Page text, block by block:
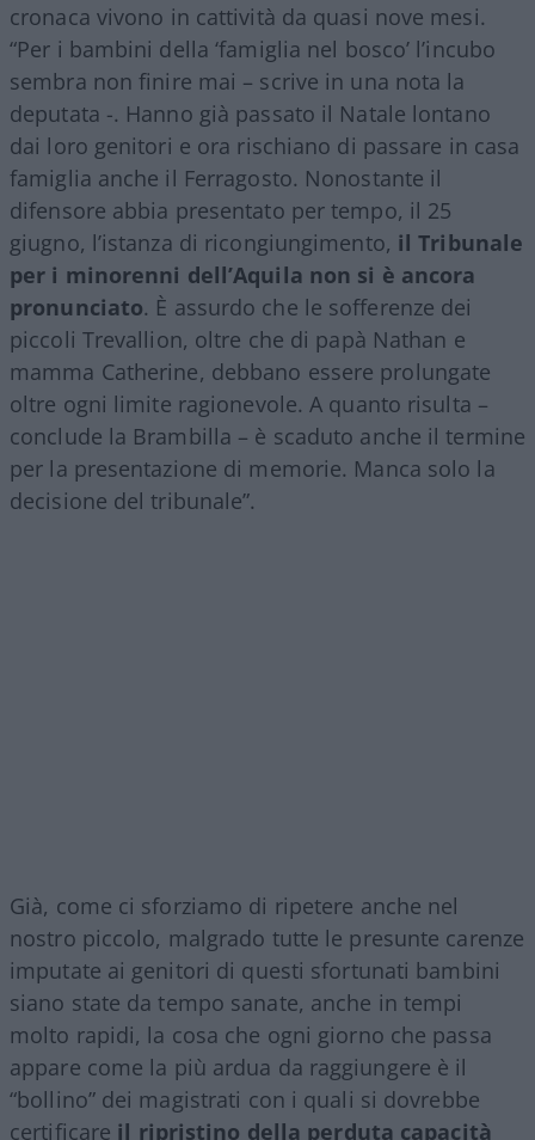
cronaca vivono in cattività da quasi nove mesi.
“Per i bambini della ‘famiglia nel bosco’ l’incubo
sembra non finire mai – scrive in una nota la
deputata -. Hanno già passato il Natale lontano
dai loro genitori e ora rischiano di passare in casa
famiglia anche il Ferragosto. Nonostante il
difensore abbia presentato per tempo, il 25
giugno, l’istanza di ricongiungimento, il Tribunale
per i minorenni dell’Aquila non si è ancora
pronunciato. È assurdo che le sofferenze dei
piccoli Trevallion, oltre che di papà Nathan e
mamma Catherine, debbano essere prolungate
oltre ogni limite ragionevole. A quanto risulta –
conclude la Brambilla – è scaduto anche il termine
per la presentazione di memorie. Manca solo la
decisione del tribunale”.
Già, come ci sforziamo di ripetere anche nel
nostro piccolo, malgrado tutte le presunte carenze
imputate ai genitori di questi sfortunati bambini
siano state da tempo sanate, anche in tempi
molto rapidi, la cosa che ogni giorno che passa
appare come la più ardua da raggiungere è il
“bollino” dei magistrati con i quali si dovrebbe
certificare il ripristino della perduta capacità